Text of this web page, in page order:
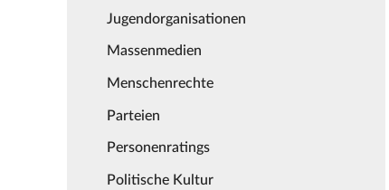
Jugendorganisationen
Massenmedien
Menschenrechte
Parteien
Personenratings
Politische Kultur